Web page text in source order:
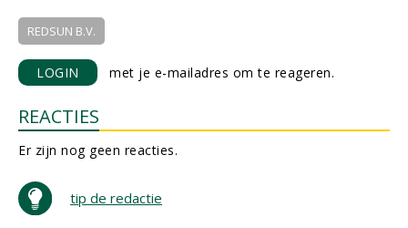
REDSUN B.V.
LOGIN met je e-mailadres om te reageren.
REACTIES
Er zijn nog geen reacties.
tip de redactie